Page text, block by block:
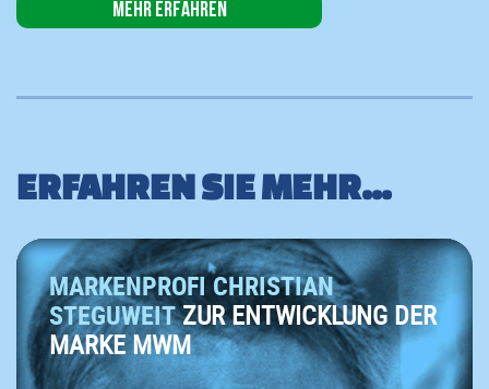
Mehr erfahren
ERFAHREN SIE MEHR...
MARKENPROFI CHRISTIAN
STEGUWEITZUR ENTWICKLUNG DER
MARKE MWM